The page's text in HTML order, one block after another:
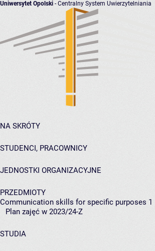
Uniwersytet Opolski - Centralny System Uwierzytelniania
NA SKRÓTY
STUDENCI, PRACOWNICY
JEDNOSTKI ORGANIZACYJNE
PRZEDMIOTY
Communication skills for specific purposes 1
Plan zajęć w 2023/24-Z
STUDIA